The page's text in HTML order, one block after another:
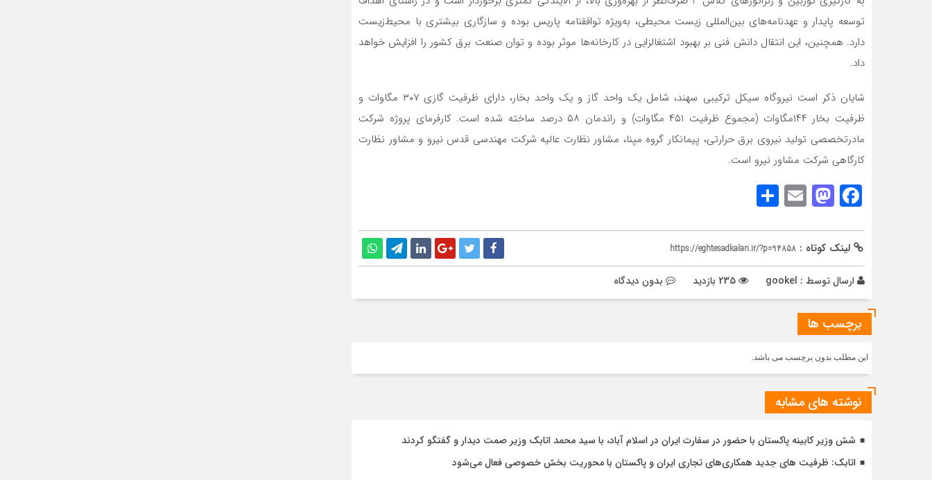
توسعه پایدار و عهدنامه‌های بین‌المللی زیست محیطی، به‌ویژه توافقنامه پاریس بوده و سازگاری بیشتری با محیط‌زیست
دارد. همچنین، این انتقال دانش فنی بر بهبود اشتغالزایی در کارخانه‌ها موثر بوده و توان صنعت برق کشور را افزایش خواهد
داد.
شایان ذکر است نیروگاه سیکل ترکیبی سهند، شامل یک واحد گاز و یک واحد بخار، دارای ظرفیت گازی ۳۰۷ مگاوات و
ظرفیت بخار ۱۴۴مگاوات (مجموع ظرفیت ۴۵۱ مگاوات) و راندمان ۵۸ درصد ساخته شده است. کارفرمای پروژه شرکت
مادرتخصصی تولید نیروی برق حرارتی، پیمانکار گروه مپنا، مشاور نظارت عالیه شرکت مهندسی قدس نیرو و مشاور نظارت
کارگاهی شرکت مشاور نیرو است.
Facebook
Mastodon
Email
لینک کوتاه : https://eghtesadkalan.ir/?p=94858
ارسال توسط : gookel بدون دیدگاه
برچسب ها
این مطلب بدون برچسب می باشد.
نوشته های مشابه
شش وزیر کابینه پاکستان با حضور در سفارت ایران در اسلام آباد، با سيد محمد اتابك وزير صمت ديدار و گفتگو كردند
اتابک: ظرفیت های جدید همکاری‌های تجاری ایران و پاکستان با محوریت بخش خصوصی فعال می‌شود